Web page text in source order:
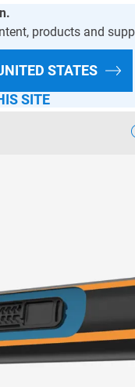
products and
STATES
SITE
YECHIMLARIMIZ
QUVURLARI